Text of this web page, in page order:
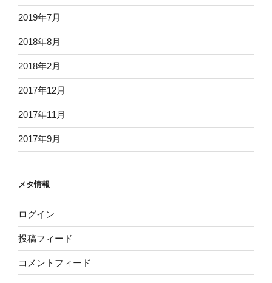
2019年7月
2018年8月
2018年2月
2017年12月
2017年11月
2017年9月
メタ情報
ログイン
投稿フィード
コメントフィード